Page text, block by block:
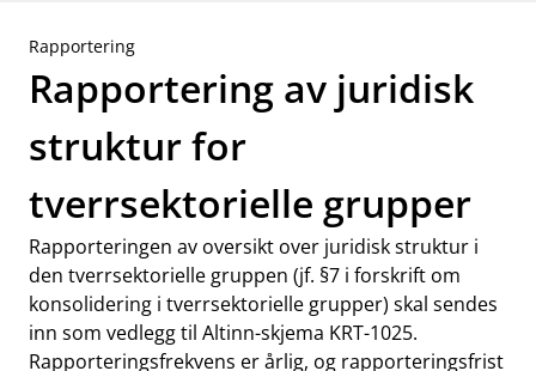
Rapportering
Rapportering av juridisk
struktur for
tverrsektorielle grupper
Rapporteringen av oversikt over juridisk struktur i
den tverrsektorielle gruppen (jf. §7 i forskrift om
konsolidering i tverrsektorielle grupper) skal sendes
inn som vedlegg til Altinn-skjema KRT-1025.
Rapporteringsfrekvens er årlig, og rapporteringsfrist